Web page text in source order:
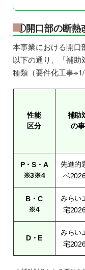
①開口部の断熱
本事業における開口
以下の通り、「補
種類（要件化工事
性能
区分
補助
の
P・S・A
※3※4
先進的
ベ
B・C
※4
みらい
宅
D・E
みらい
宅